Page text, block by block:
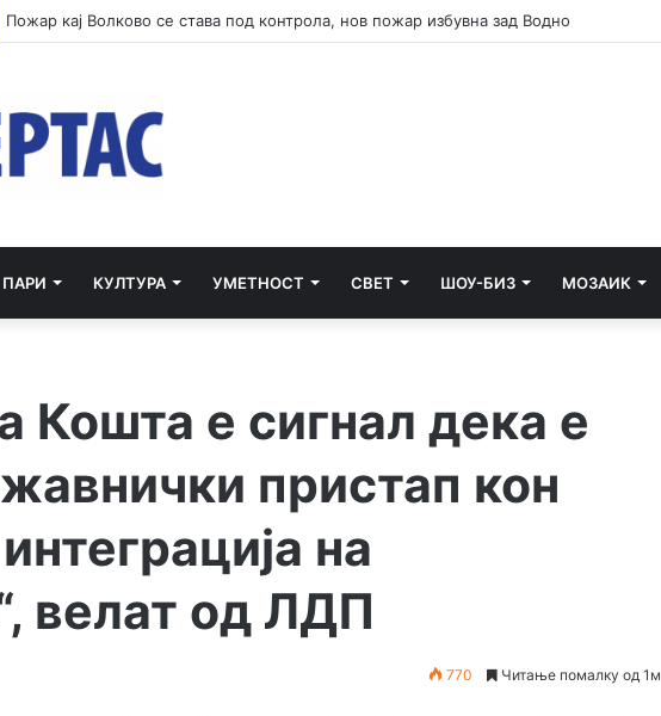
ПАРИ КУЛТУРА УМЕТНОСТ СВЕТ ШОУ-БИЗ МОЗАИК
Кошта е сигнал дека е
пристап кон
на
велат од ЛДП
770 Читање помалку од 1м